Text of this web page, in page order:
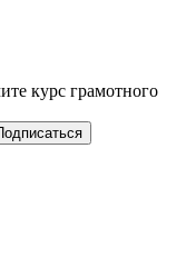
курс грамотного